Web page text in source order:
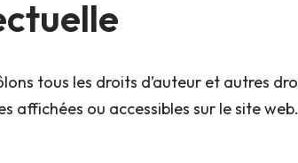
tous les droits d’auteur et autres
affichées ou accessibles sur le site web.